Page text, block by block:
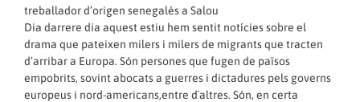
treballador d’origen senegalès a Salou
Dia darrere dia aquest estiu hem sentit notícies sobre el
drama que pateixen milers i milers de migrants que tracten
d’arribar a Europa. Són persones que fugen de països
empobrits, sovint abocats a guerres i dictadures pels governs
europeus i nord-americans,entre d´altres. Són, en certa